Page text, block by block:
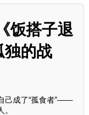
饭搭子退
独的战
己成了“孤食者”——